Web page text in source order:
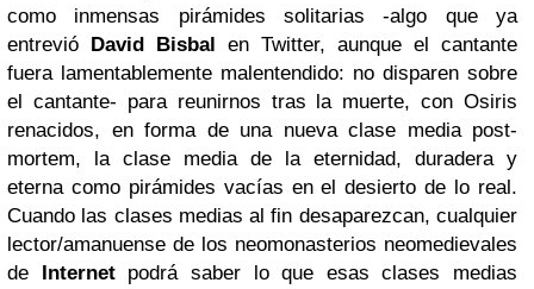
como inmensas pirámides solitarias -algo que ya
entrevió David Bisbal en Twitter, aunque el cantante
fuera lamentablemente malentendido: no disparen sobre
el cantante- para reunirnos tras la muerte, con Osiris
renacidos, en forma de una nueva clase media post-
mortem, la clase media de la eternidad, duradera y
eterna como pirámides vacías en el desierto de lo real.
Cuando las clases medias al fin desaparezcan, cualquier
lector/amanuense de los neomonasterios neomedievales
de Internetpodrá saber lo que esas clases medias